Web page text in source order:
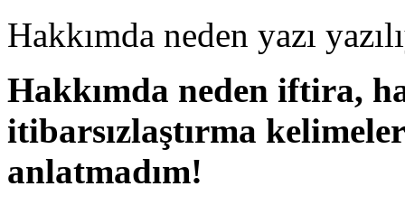
Hakkımda neden yazı
Hakkımda neden iftira,
itibarsızlaştırma
anlatmadım!